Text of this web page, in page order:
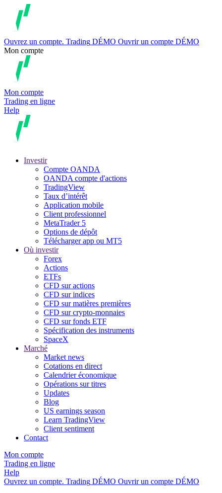
Ouvrez un compte. Trading DÉMO Ouvrir un compte DÉMO
Mon compte
Mon compte
Trading en ligne
Help
Investir
Compte OANDA
OANDA compte d'actions
TradingView
Taux d’intérêt
Application mobile
Client professionnel
MetaTrader 5
Options de dépôt
Télécharger app ou MT5
Où investir
Forex
Actions
ETFs
CFD sur actions
CFD sur indices
CFD sur matières premières
CFD sur crypto-monnaies
CFD sur fonds ETF
Spécification des instruments
SpaceX
Marché
Market news
Cotations en direct
Calendrier économique
Opérations sur titres
Updates
Blog
US earnings season
Learn TradingView
Client sentiment
Contact
Mon compte
Trading en ligne
Help
Ouvrez un compte. Trading DÉMO Ouvrir un compte DÉMO